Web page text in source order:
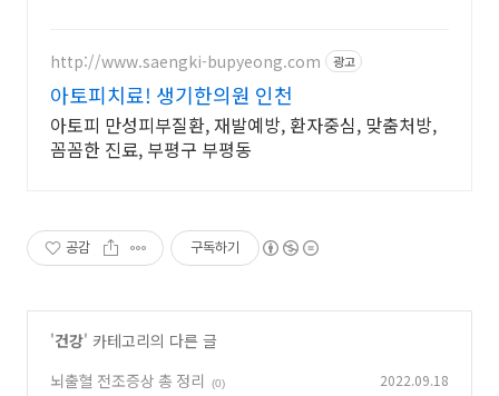
http://www.saengki-bupyeong.com 광고
아토피치료! 생기한의원 인천
아토피 만성피부질환, 재발예방, 환자중심, 맞춤처방,
꼼꼼한 진료, 부평구 부평동
공감 구독하기
'건강' 카테고리의 다른 글
뇌출혈 전조증상 총 정리
(0) 2022.09.18